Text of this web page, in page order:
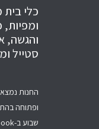
כלי בית
ומפיות,
והגשה,
סטייל
החנות נמצאת
ופתוחה